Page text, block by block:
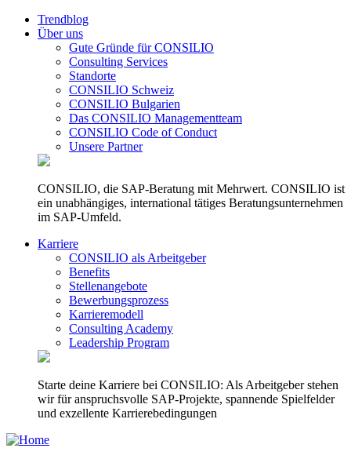
Trendblog
Über uns
Gute Gründe für CONSILIO
Consulting Services
Standorte
CONSILIO Schweiz
CONSILIO Bulgarien
Das CONSILIO Managementteam
CONSILIO Code of Conduct
Unsere Partner
CONSILIO, die SAP-Beratung mit Mehrwert. CONSILIO ist
ein unabhängiges, international tätiges Beratungsunternehmen
im SAP-Umfeld.
Karriere
CONSILIO als Arbeitgeber
Benefits
Stellenangebote
Bewerbungsprozess
Karrieremodell
Consulting Academy
Leadership Program
Starte deine Karriere bei CONSILIO: Als Arbeitgeber stehen
wir für anspruchsvolle SAP-Projekte, spannende Spielfelder
und exzellente Karrierebedingungen